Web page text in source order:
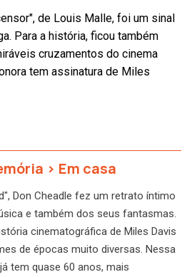
de Louis Malle, foi um sinal
Para a história, ficou também
cruzamentos do cinema
tem assinatura de Miles
> Em casa
Don Cheadle fez um retrato íntimo
e também dos seus fantasmas.
cinematográfica de Miles Davis
de épocas muito diversas. Nessa
tem quase 60 anos, mais